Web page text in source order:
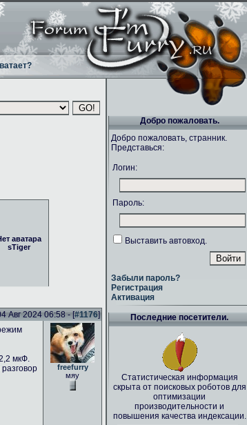
аватара
sTiger
Авг 2024 06:58 - [#1176]
мкФ.
freefurry
мяу
Добро пожаловать.
Добро пожаловать, странник.
Представься:
Логин:
Пароль:
Выставить автовход.
Забыли пароль?
Регистрация
Активация
Последние посетители.
Статистическая информация
скрыта от поисковых роботов для
оптимизации
производительности и
повышения качества индексации.